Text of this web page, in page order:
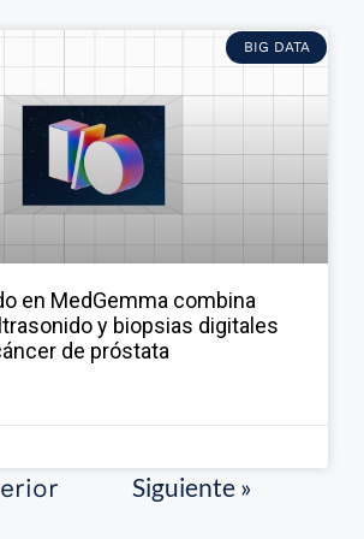
BIG DATA
en MedGemma combina
y biopsias digitales
de próstata
Siguiente »